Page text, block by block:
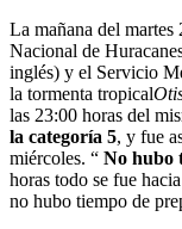
La mañana del
Nacional de
inglés) y el Servicio
la tormenta tropical
las 23:00 horas del
la categoría 5, y fue
miércoles. “ No hubo
horas todo se fue
no hubo tiempo de